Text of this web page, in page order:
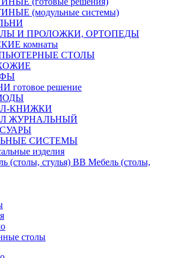
(модульные системы)
И ПРОЛОЖКИ, ОРТОПЕДЫ
комнаты
СТОЛЫ
готовое решение
КНИЖКИ
ЖУРНАЛЬНЫЙ
СИСТЕМЫ
изделия
ВВ Мебель (столы,
столы